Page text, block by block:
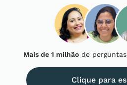
Mais de 1 milhão de
Clique para